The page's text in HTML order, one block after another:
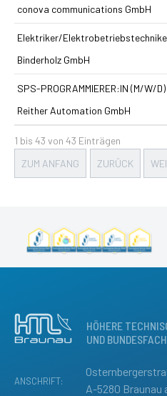
conova communications GmbH
Elektriker/
Binderholz GmbH
SPS-PROGRAMMIERER:IN (M/W/D)
Reither Automation GmbH
1 bis 43 von 43 Einträgen
ZUM ANFANG
ZURÜCK
HÖHERE
UND
ANSCHRIFT:
A-5280 Braunau